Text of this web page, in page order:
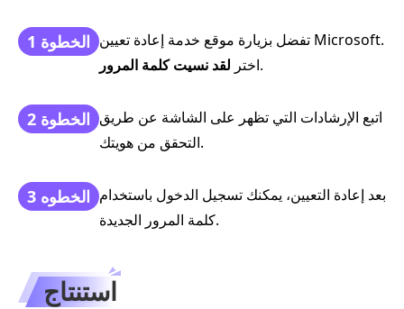
الخطوة 1 تفضل بزيارة موقع خدمة إعادة تعيين Microsoft.
اختر لقد نسيت كلمة المرور .
الخطوة 2 اتبع الإرشادات التي تظهر على الشاشة عن طريق
التحقق من هويتك.
الخطوه 3 بعد إعادة التعيين، يمكنك تسجيل الدخول باستخدام
كلمة المرور الجديدة.
استنتاج